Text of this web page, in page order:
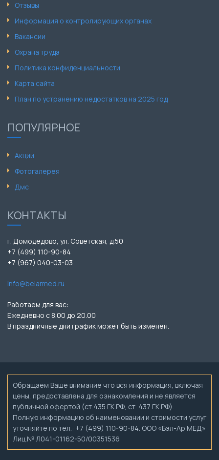
Отзывы
Информация о контролирующих органах
Вакансии
Охрана труда
Политика конфиденциальности
Карта сайта
План по устранению недостатков на 2025 год
ПОПУЛЯРНОЕ
Акции
Фотогалерея
Дмс
КОНТАКТЫ
г. Домодедово, ул. Советская, д.50
+7 (499) 110-90-84
+7 (967) 040-03-03
info@belarmed.ru
Работаем для вас:
Ежедневно с 8.00 до 20.00
В праздничные дни график может быть изменен.
Обращаем Ваше внимание что вся информация, включая
цены, предоставлена для ознакомления и не является
публичной офертой (ст.435 ГК РФ, ст. 437 ГК РФ).
Полную информацию об наименовании и стоимости услуг
уточняйте по тел.: +7 (499) 110-90-84. ООО «Бэл-Ар МЕД»
Лиц.№ Л041-01162-50/00351536